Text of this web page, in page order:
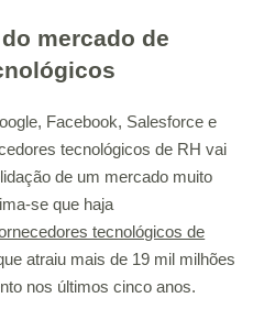
mercado de
Facebook, Salesforce e
tecnológicos de RH vai
de um mercado muito
se que haja
tecnológicos de
atraiu mais de 19 mil milhões
nos últimos cinco anos.